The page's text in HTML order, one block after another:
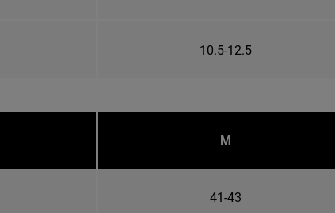
10.5-12.5
M
41-43